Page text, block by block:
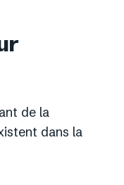
de la
dans la